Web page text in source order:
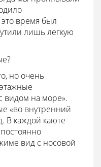
время был
лишь легкую
но очень
видом на море».
«во внутренний
В каждой каюте
вид с носовой